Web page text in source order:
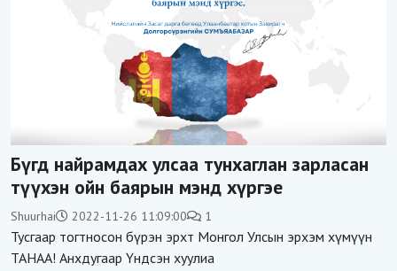
Бүгд найрамдах улсаа тунхаглан зарласан
түүхэн ойн баярын мэнд хүргэе
Shuurhai 2022-11-26 11:09:00 1
Тусгаар тогтносон бүрэн эрхт Монгол Улсын эрхэм хүмүүн
ТАНАА! Анхдугаар Үндсэн хуулиа